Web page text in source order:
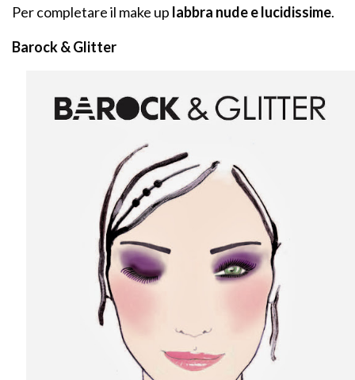
Per completare il make up labbra nude e lucidissime.
Barock & Glitter